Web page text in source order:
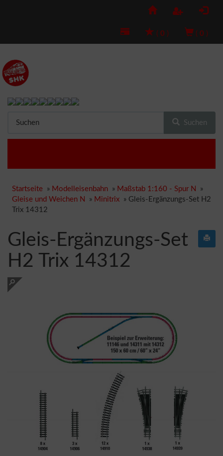
( 0 ) ( 0 )
Suchen
Startseite » Modelleisenbahn » Maßstab 1:160 - Spur N
»
Gleise und Weichen N
» Minitrix » Gleis-Ergänzungs-Set H2
Trix 14312
Gleis-Ergänzungs-Set
H2 Trix 14312